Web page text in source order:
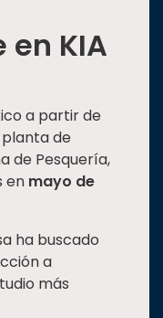
en KIA
a partir de
de
de Pesquería,
en mayo de
ha buscado
a
más